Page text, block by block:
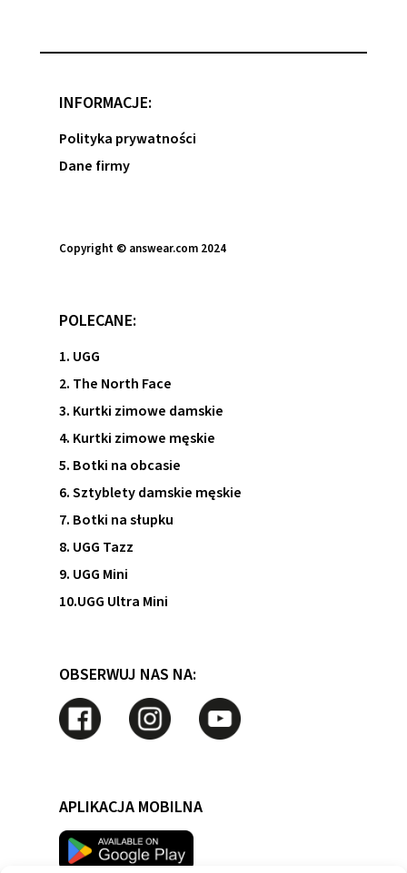
ważne”
INFORMACJE:
Polityka prywatności
Dane firmy
Copyright © answear.com 2024
POLECANE:
1. UGG
2. The North Face
3. Kurtki zimowe damskie
4. Kurtki zimowe męskie
5. Botki na obcasie
6. Sztyblety damskie męskie
7. Botki na słupku
8. UGG Tazz
9. UGG Mini
10.UGG Ultra Mini
OBSERWUJ NAS NA:
APLIKACJA MOBILNA